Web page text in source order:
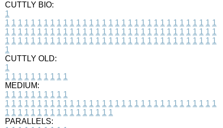
CUTTLY BIO:
1
1 1 1 1 1 1 1 1 1 1 1 1 1 1 1 1 1 1 1 1 1 1 1 1 1 1 1 1 1 1 1 1 1
1 1 1 1 1 1 1 1 1 1 1 1 1 1 1 1 1 1 1 1 1 1 1 1 1 1 1 1 1 1 1 1 1
1 1 1 1 1 1 1 1 1 1 1 1 1 1 1 1 1 1 1 1 1 1 1 1 1 1 1 1 1 1 1 1 1
1
CUTTLY OLD:
1
1 1 1 1 1 1 1 1 1 1
MEDIUM:
1 1 1 1 1 1 1 1 1 1
1 1 1 1 1 1 1 1 1 1 1 1 1 1 1 1 1 1 1 1 1 1 1 1 1 1 1 1 1 1 1 1 1
1 1 1 1 1 1 1 1 1 1 1 1 1 1 1 1 1
PARALLELS: